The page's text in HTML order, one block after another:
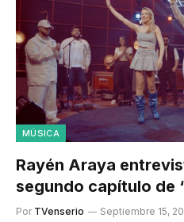
MÚSICA
Rayén Araya
segundo capítulo de
Por TVenserio Septiembre 15,